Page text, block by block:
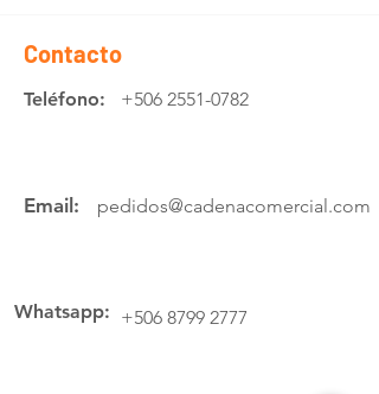
Contacto
Teléfono: +506 2551-0782
Email: pedidos@cadenacomercial.com
Whatsapp: +506 8799 2777